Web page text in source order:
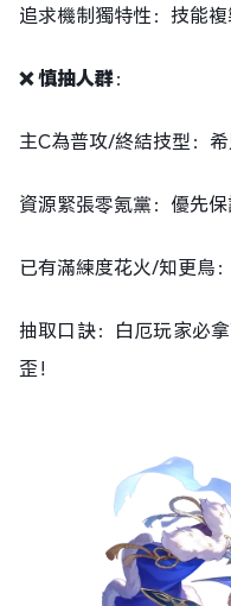
追求機制獨特性：技能複
❌ 慎抽人群：
主C為普攻/終結技型：
資源緊張零氪黨：優先
已有滿練度花火/知更鳥
抽取口訣：白厄玩家必
歪！